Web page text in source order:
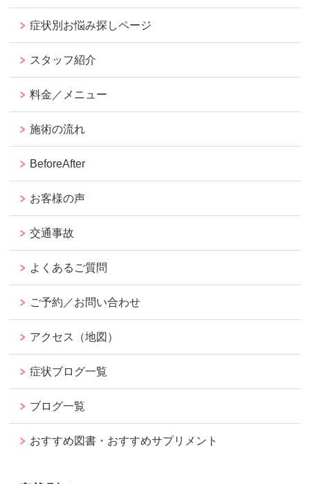
症状別お悩み探しページ
スタッフ紹介
料金／メニュー
施術の流れ
BeforeAfter
お客様の声
交通事故
よくあるご質問
ご予約／お問い合わせ
アクセス（地図）
症状ブログ一覧
ブログ一覧
おすすめ図書・おすすめサプリメント